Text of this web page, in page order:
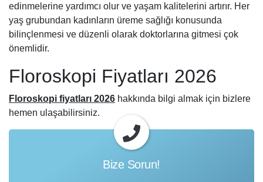
edinmelerine yardımcı olur ve yaşam kalitelerini artırır. Her
yaş grubundan kadınların üreme sağlığı konusunda
bilinçlenmesi ve düzenli olarak doktorlarına gitmesi çok
önemlidir.
Floroskopi Fiyatları 2026
Floroskopi fiyatları 2026 hakkında bilgi almak için bizlere
hemen ulaşabilirsiniz.
Bize Sorun!